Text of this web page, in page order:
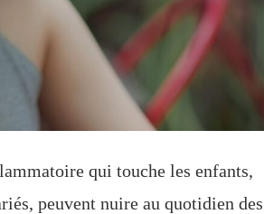
qui touche les enfants,
peuvent nuire au quotidien des